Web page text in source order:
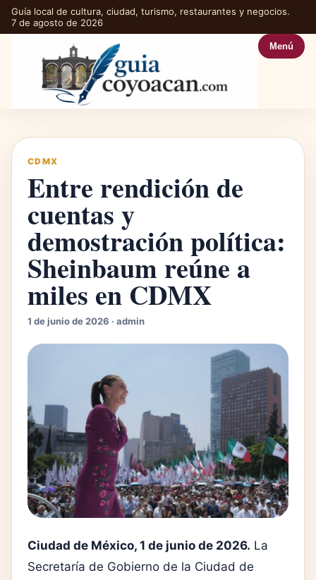
Guía local de cultura, ciudad, turismo, restaurantes y negocios.
7 de agosto de 2026
Menú
CDMX
Entre rendición de
cuentas y
demostración política:
Sheinbaum reúne a
miles en CDMX
1 de junio de 2026 · admin
Ciudad de México, 1 de junio de 2026. La
Secretaría de Gobierno de la Ciudad de